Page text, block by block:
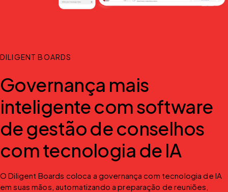
DILIGENT BOARDS
Governança mais
inteligente com software
de gestão de conselhos
com tecnologia de IA
O Diligent Boards coloca a governança com tecnologia de IA
em suas mãos, automatizando a preparação de reuniões,